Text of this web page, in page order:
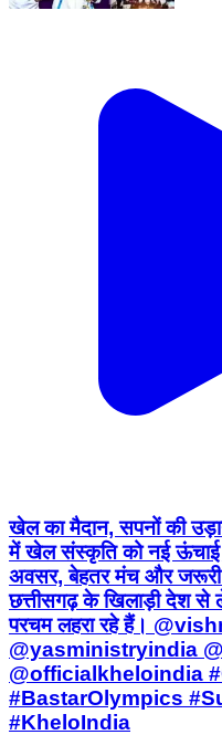
खेल का मैदान, सपनों की
में खेल संस्कृति को नई ऊंचाई
अवसर, बेहतर मंच और जरूरी
छत्तीसगढ़ के खिलाड़ी देश से
परचम लहरा रहे हैं।
@yasministryindia
@officialkheloindia
#BastarOlympics
#KheloIndia